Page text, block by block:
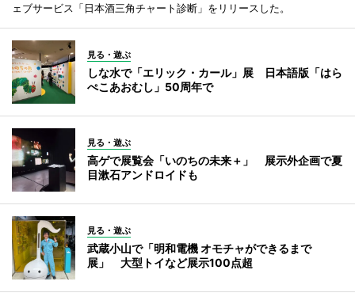
ェブサービス「日本酒三角チャート診断」をリリースした。
見る・遊ぶ
しな水で「エリック・カール」展 日本語版「はら
ぺこあおむし」50周年で
見る・遊ぶ
高ゲで展覧会「いのちの未来＋」 展示外企画で夏
目漱石アンドロイドも
見る・遊ぶ
武蔵小山で「明和電機 オモチャができるまで
展」 大型トイなど展示100点超